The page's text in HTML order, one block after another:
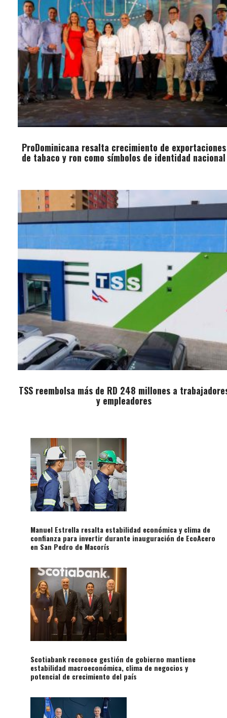
ProDominicana resalta crecimiento de exportaciones
de tabaco y ron como símbolos de identidad nacional
TSS reembolsa más de RD 248 millones a
y empleadores
Manuel Estrella resalta estabilidad económica y clima de
confianza para invertir durante inauguración de EcoAcero
en San Pedro de Macorís
Scotiabank reconoce gestión de gobierno mantiene
estabilidad macroeconómica, clima de negocios y
potencial de crecimiento del país